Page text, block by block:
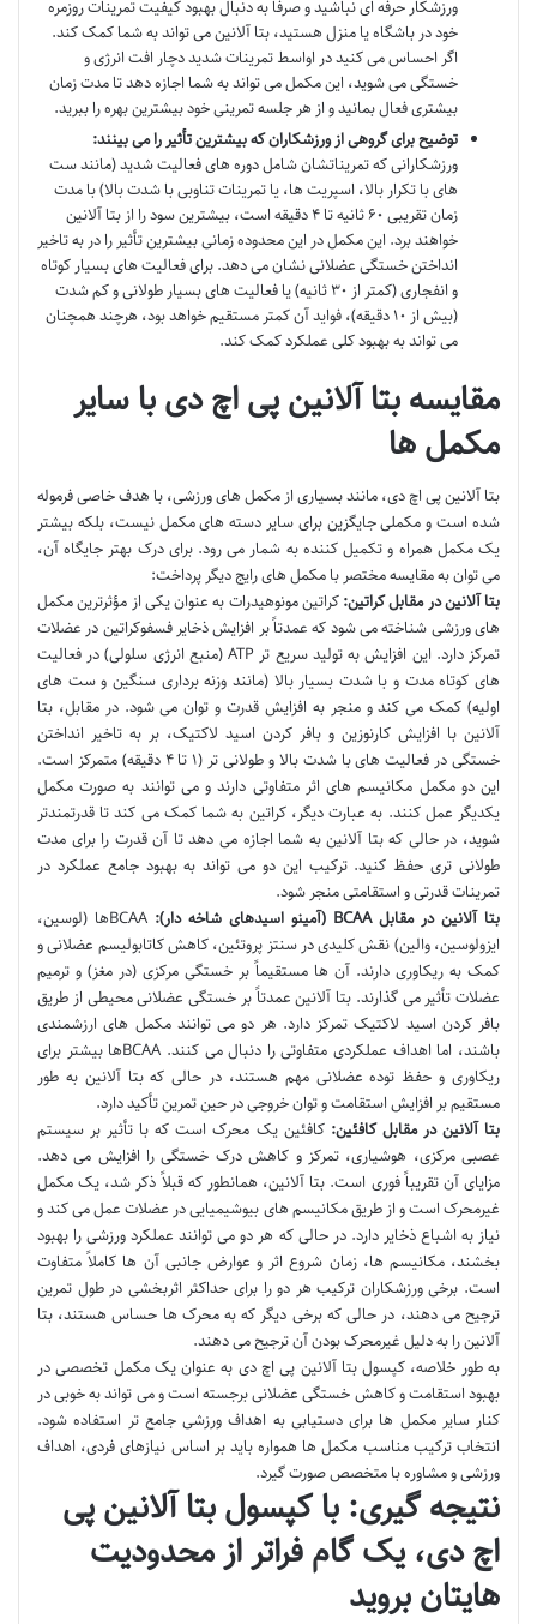
ورزشکار حرفه ای نباشید و صرفاً به دنبال بهبود کیفیت تمرینات روزمره
خود در باشگاه یا منزل هستید، بتا آلانین می تواند به شما کمک کند.
اگر احساس می کنید در اواسط تمرینات شدید دچار افت انرژی و
خستگی می شوید، این مکمل می تواند به شما اجازه دهد تا مدت زمان
بیشتری فعال بمانید و از هر جلسه تمرینی خود بیشترین بهره را ببرید.
توضیح برای گروهی از ورزشکاران که بیشترین تأثیر را می بینند:
ورزشکارانی که تمریناتشان شامل دوره های فعالیت شدید (مانند ست
های با تکرار بالا، اسپریت ها، یا تمرینات تناوبی با شدت بالا) با مدت
زمان تقریبی ۶۰ ثانیه تا ۴ دقیقه است، بیشترین سود را از بتا آلانین
خواهند برد. این مکمل در این محدوده زمانی بیشترین تأثیر را در به تاخیر
انداختن خستگی عضلانی نشان می دهد. برای فعالیت های بسیار کوتاه
و انفجاری (کمتر از ۳۰ ثانیه) یا فعالیت های بسیار طولانی و کم شدت
(بیش از ۱۰ دقیقه)، فواید آن کمتر مستقیم خواهد بود، هرچند همچنان
می تواند به بهبود کلی عملکرد کمک کند.
مقایسه بتا آلانین پی اچ دی با سایر
مکمل ها
بتا آلانین پی اچ دی، مانند بسیاری از مکمل های ورزشی، با هدف خاصی فرموله
شده است و مکملی جایگزین برای سایر دسته های مکمل نیست، بلکه بیشتر
یک مکمل همراه و تکمیل کننده به شمار می رود. برای درک بهتر جایگاه آن،
می توان به مقایسه مختصر با مکمل های رایج دیگر پرداخت:
بتا آلانین در مقابل کراتین: کراتین مونوهیدرات به عنوان یکی از مؤثرترین مکمل
های ورزشی شناخته می شود که عمدتاً بر افزایش ذخایر فسفوکراتین در عضلات
تمرکز دارد. این افزایش به تولید سریع تر ATP (منبع انرژی سلولی) در فعالیت
های کوتاه مدت و با شدت بسیار بالا (مانند وزنه برداری سنگین و ست های
اولیه) کمک می کند و منجر به افزایش قدرت و توان می شود. در مقابل، بتا
آلانین با افزایش کارنوزین و بافر کردن اسید لاکتیک، بر به تاخیر انداختن
خستگی در فعالیت های با شدت بالا و طولانی تر (۱ تا ۴ دقیقه) متمرکز است.
این دو مکمل مکانیسم های اثر متفاوتی دارند و می توانند به صورت مکمل
یکدیگر عمل کنند. به عبارت دیگر، کراتین به شما کمک می کند تا قدرتمندتر
شوید، در حالی که بتا آلانین به شما اجازه می دهد تا آن قدرت را برای مدت
طولانی تری حفظ کنید. ترکیب این دو می تواند به بهبود جامع عملکرد در
تمرینات قدرتی و استقامتی منجر شود.
بتا آلانین در مقابل BCAA (آمینو اسیدهای شاخه دار):
BCAAها (لوسین،
ایزولوسین، والین) نقش کلیدی در سنتز پروتئین، کاهش کاتابولیسم عضلانی و
کمک به ریکاوری دارند. آن ها مستقیماً بر خستگی مرکزی (در مغز) و ترمیم
عضلات تأثیر می گذارند. بتا آلانین عمدتاً بر خستگی عضلانی محیطی از طریق
بافر کردن اسید لاکتیک تمرکز دارد. هر دو می توانند مکمل های ارزشمندی
باشند، اما اهداف عملکردی متفاوتی را دنبال می کنند. BCAAها بیشتر برای
ریکاوری و حفظ توده عضلانی مهم هستند، در حالی که بتا آلانین به طور
مستقیم بر افزایش استقامت و توان خروجی در حین تمرین تأکید دارد.
بتا آلانین در مقابل کافئین: کافئین یک محرک است که با تأثیر بر سیستم
عصبی مرکزی، هوشیاری، تمرکز و کاهش درک خستگی را افزایش می دهد.
مزایای آن تقریباً فوری است. بتا آلانین، همانطور که قبلاً ذکر شد، یک مکمل
غیرمحرک است و از طریق مکانیسم های بیوشیمیایی در عضلات عمل می کند و
نیاز به اشباع ذخایر دارد. در حالی که هر دو می توانند عملکرد ورزشی را بهبود
بخشند، مکانیسم ها، زمان شروع اثر و عوارض جانبی آن ها کاملاً متفاوت
است. برخی ورزشکاران ترکیب هر دو را برای حداکثر اثربخشی در طول تمرین
ترجیح می دهند، در حالی که برخی دیگر که به محرک ها حساس هستند، بتا
آلانین را به دلیل غیرمحرک بودن آن ترجیح می دهند.
به طور خلاصه، کپسول بتا آلانین پی اچ دی به عنوان یک مکمل تخصصی در
بهبود استقامت و کاهش خستگی عضلانی برجسته است و می تواند به خوبی در
کنار سایر مکمل ها برای دستیابی به اهداف ورزشی جامع تر استفاده شود.
انتخاب ترکیب مناسب مکمل ها همواره باید بر اساس نیازهای فردی، اهداف
ورزشی و مشاوره با متخصص صورت گیرد.
نتیجه گیری: با کپسول بتا آلانین پی
اچ دی، یک گام فراتر از محدودیت
هایتان بروید